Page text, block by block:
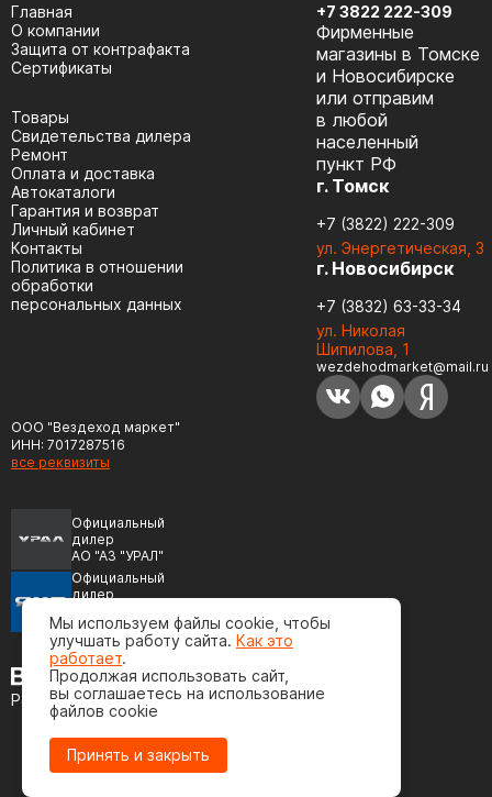
ООО "Вездеход маркет"
ИНН: 7017287516
все реквизиты
Официальный
дилер
АО "АЗ "УРАЛ"
Официальный
дилер
(ЯМЗ)
Разработка сайта
Главная
О компании
Защита от контрафакта
Сертификаты
Товары
Cвидетельства дилера
Ремонт
Оплата и доставка
Автокаталоги
Гарантия и возврат
Личный кабинет
Контакты
Политика в отношении
обработки
персональных данных
+7 3822 222-309
Фирменные
магазины в Томске
и Новосибирске
или отправим
в любой
населенный
пункт РФ
г. Томск
+7 (3822) 222-309
ул. Энергетическая, 3
г. Новосибирск
+7 (3832) 63-33-34
ул. Николая
Шипилова, 1
wezdehodmarket@mail.ru
Мы используем файлы cookie, чтобы
улучшать работу сайта. Как это
работает.
Продолжая использовать сайт,
вы соглашаетесь на использование
файлов cookie
Принять и закрыть